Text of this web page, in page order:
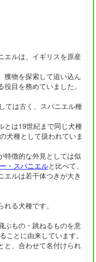
エルは、イギリスを原産
獲物を探索して追い込ん
目を務めていました。
ては古く、スパニエル種
とは19世紀まで同じ犬種
犬種として扱われていま
特徴的な外見としては似
・スパニエルと比べて、
エルは若干体つきが大き
る犬種です。
ぶもの・跳ねるものを意
ことに由来しています。
と、合わせて名付けられ